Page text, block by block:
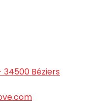
34500 Béziers